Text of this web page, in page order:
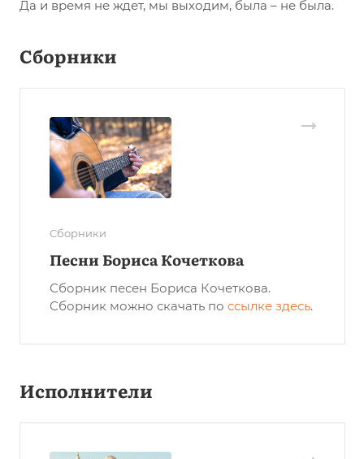
Да и время не ждет, мы выходим, была – не была.
Сборники
Сборники
Песни Бориса Кочеткова
Сборник песен Бориса Кочеткова.
Сборник можно скачать по ссылке здесь.
Исполнители